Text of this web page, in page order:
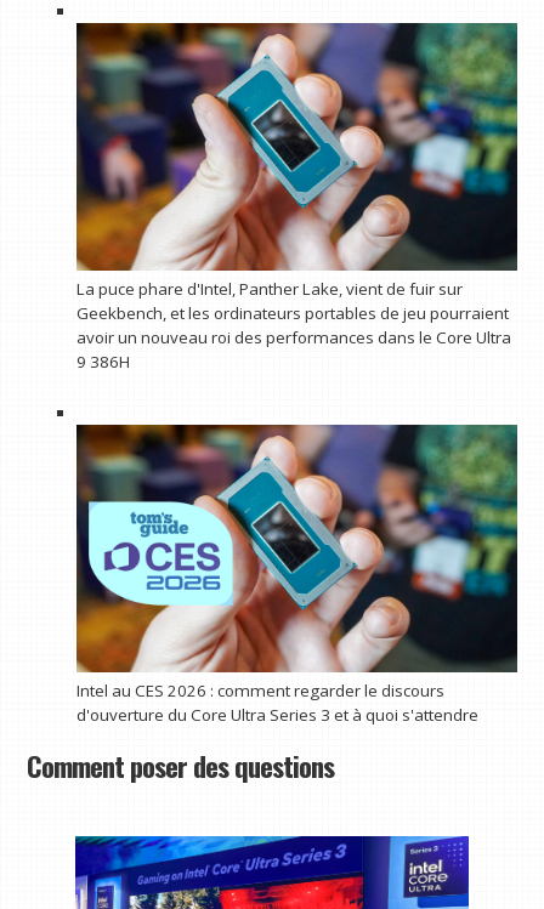
La puce phare d'Intel, Panther Lake, vient de fuir sur
Geekbench, et les ordinateurs portables de jeu pourraient
avoir un nouveau roi des performances dans le Core Ultra
9 386H
Intel au CES 2026 : comment regarder le discours
d'ouverture du Core Ultra Series 3 et à quoi s'attendre
Comment poser des questions